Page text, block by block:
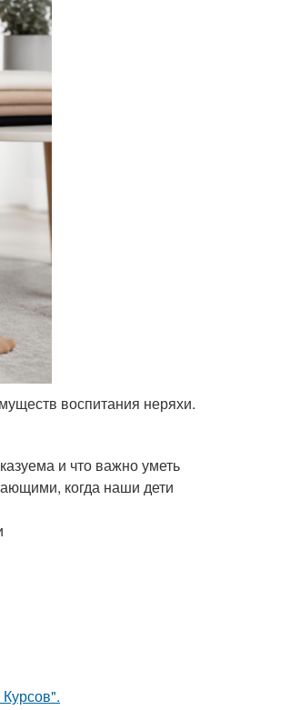
воспитания неряхи.
и что важно уметь
когда наши дети